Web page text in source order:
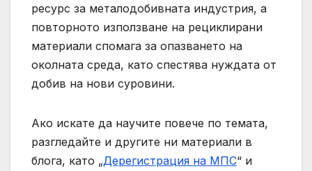
ресурс за металодобивната индустрия, а
повторното използване на рециклирани
материали спомага за опазването на
околната среда, като спестява нуждата от
добив на нови суровини.
Ако искате да научите повече по темата,
разгледайте и другите ни материали в
блога, като „Дерегистрация на МПС“ и